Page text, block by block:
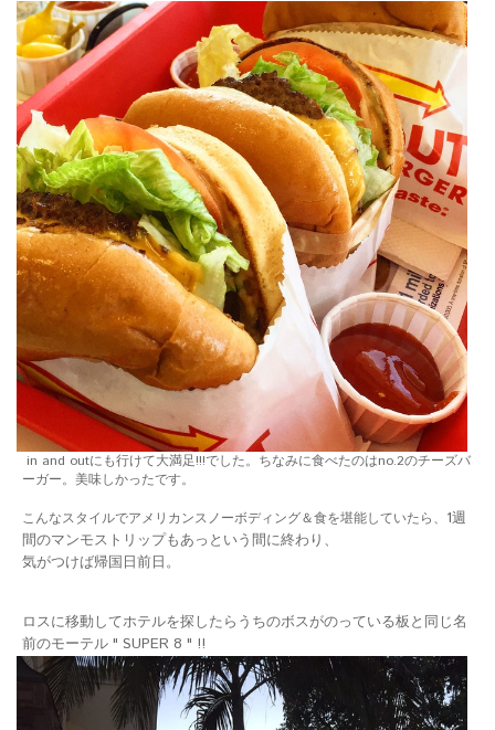
in and outにも行けて大満足!!!でした。ちなみに食べたのはno.2のチーズバ
ーガー。美味しかったです。
こんなスタイルでアメリカンスノーボディング＆食を堪能していたら、 1週
間のマンモストリップもあっという間に終わり、
気がつけば帰国日前日。
ロスに移動してホテルを探したら うちのボスがのっている板と同じ名
前のモーテル " SUPER 8 " !!